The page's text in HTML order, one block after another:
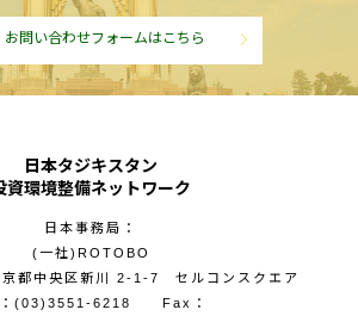
お問い合わせフォームはこちら
日本タジキスタン
資環境整備ネットワーク
日本事務局：
(一社)ROTOBO
都中央区新川 2-1-7 セルコンスクエア
(03)3551-6218 Fax：